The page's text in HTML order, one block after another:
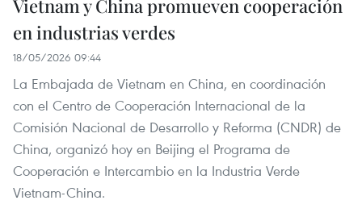
Vietnam y China promueven cooperación
en industrias verdes
18/05/2026 09:44
La Embajada de Vietnam en China, en coordinación
con el Centro de Cooperación Internacional de la
Comisión Nacional de Desarrollo y Reforma (CNDR) de
China, organizó hoy en Beijing el Programa de
Cooperación e Intercambio en la Industria Verde
Vietnam-China.